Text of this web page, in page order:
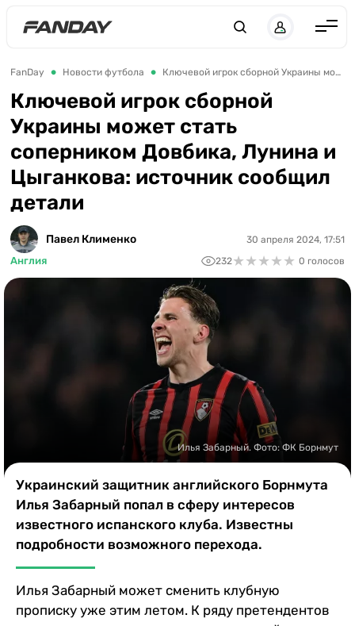
Англия
Испания
Германия
Италия
Франция
Украина
ЛЧ
FanDay Новости футбола Ключевой игрок сборной Украины может стать соперником Довбика, Лунина и Цыганкова: источник сообщил детали
Ключевой игрок сборной
Украины может стать
соперником Довбика, Лунина и
Цыганкова: источник сообщил
детали
Павел Клименко
Англия
30 апреля 2024, 17:51
232★★★★★
★★★★★ 0 голосов
Илья Забарный. Фото: ФК Борнмут
Украинский защитник английского Борнмута
Илья Забарный попал в сферу интересов
известного испанского клуба. Известны
подробности возможного перехода.
Илья Забарный может сменить клубную
прописку уже этим летом. К ряду претендентов